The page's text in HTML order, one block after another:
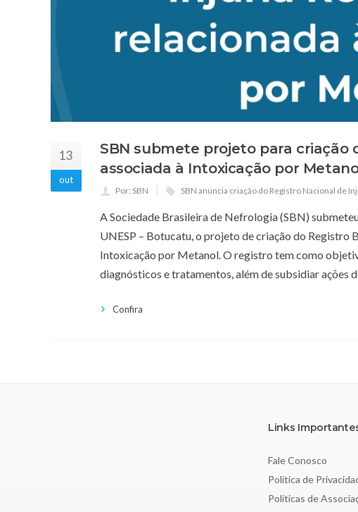
13
out
SBN submete projeto para criação
associada à Intoxicação por
Por: SBN SBN anuncia criação do Registro Nacional de
A Sociedade Brasileira de Nefrologia (SBN)
UNESP – Botucatu, o projeto de criação do Registro
Intoxicação por Metanol. O registro tem como
diagnósticos e tratamentos, além de subsidiar ações
Confira
Links
Fale Conosco
Política de
Políticas de